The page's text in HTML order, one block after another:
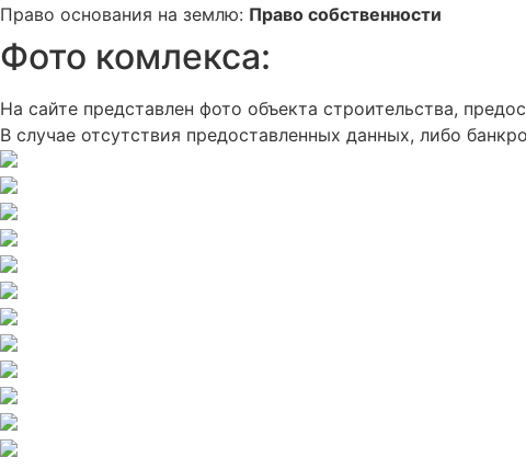
Право основания на землю: Право собственности
Фото комлекса:
На сайте представлен фото объекта строительства,
В случае отсутствия предоставленных данных, либо